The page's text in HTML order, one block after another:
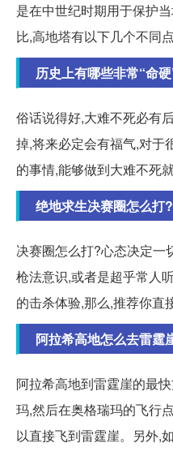
是在中世纪时期用于保护
比,高地塔有以下几个不同
历史上有哪些非常“命
俗话说得好,大难不死必有
掉,将来必定会有福气,对于
的事情,能够做到大难不死
绝地求生决赛圈怎么打
决赛圈怎么打?心态决定一
枪法意识,或者是超乎常人
的击杀体验,那么,推荐你直
阿拉希高地怎么去雷霆
阿拉希高地到雷霆崖的最
玛,然后在奥格瑞玛的飞行
以直接飞到雷霆崖。另外,